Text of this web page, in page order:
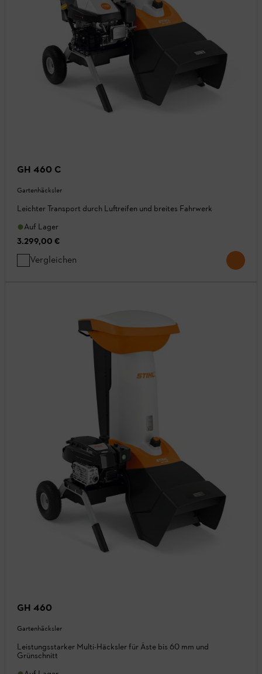
GH 460 C
Gartenhäcksler
Leichter Transport durch Luftreifen und breites Fahrwerk
Auf Lager
3.299,00 €
Vergleichen
GH 460
Gartenhäcksler
Leistungsstarker Multi-Häcksler für Äste bis 60 mm und
Grünschnitt